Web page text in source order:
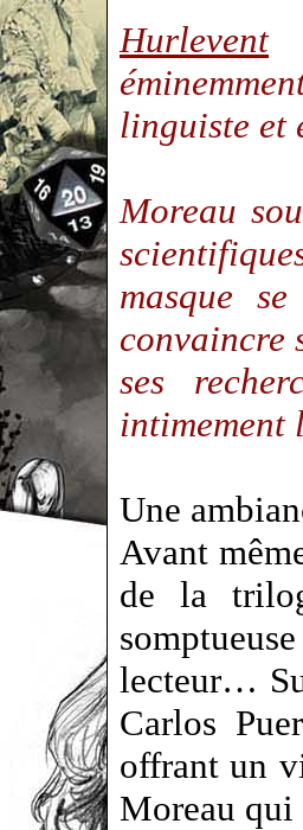
Hurlevent
linguiste
Moreau
masque
convaincre
ses
intimement
Une
Avant
de la
lecteur…
Carlos
offrant un
Moreau